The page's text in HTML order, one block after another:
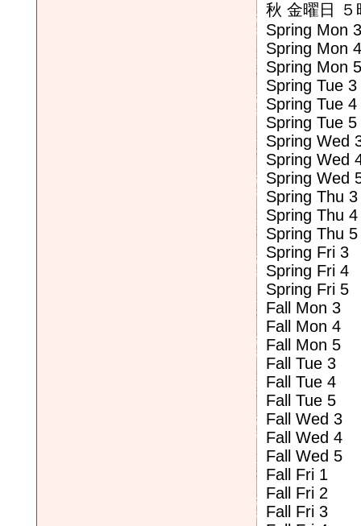
秋 金曜日 ５
Spring Mon 3
Spring Mon 4
Spring Mon 5
Spring Tue 3
Spring Tue 4
Spring Tue 5
Spring Wed
Spring Wed
Spring Wed
Spring Thu 3
Spring Thu 4
Spring Thu 5
Spring Fri 3
Spring Fri 4
Spring Fri 5
Fall Mon 3
Fall Mon 4
Fall Mon 5
Fall Tue 3
Fall Tue 4
Fall Tue 5
Fall Wed 3
Fall Wed 4
Fall Wed 5
Fall Fri 1
Fall Fri 2
Fall Fri 3